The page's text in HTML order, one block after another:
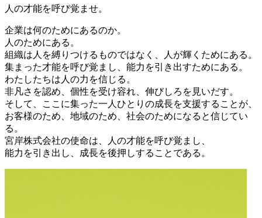
人の才能を呼び覚ませ。
企業は何のためにあるのか。
人のためにある。
組織は人を縛りつけるものではなく、人が輝くためにある。
集まった才能を呼び覚まし、能力を引き出すためにある。
わたしたちは人の力を信じる。
非凡さを認め、個性を受け容れ、伸びしろを見いだす。
そして、ここに集った一人ひとりの成長を支援することが、
お客様のため、地域のため、社会のためになると信じてい
る。
宮岸株式会社の使命は、人の才能を呼び覚まし、
能力を引き出し、成長を後押しすることである。